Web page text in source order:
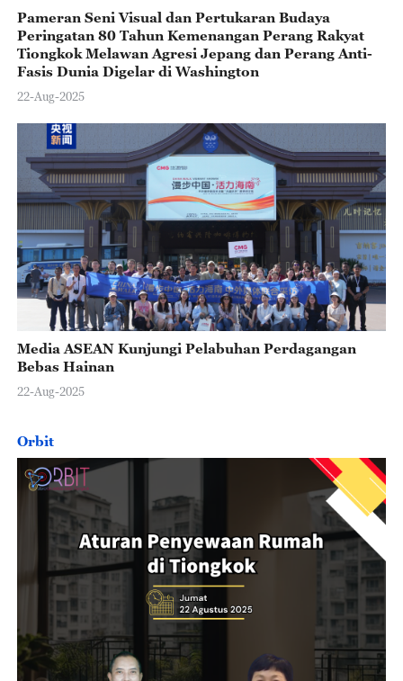
Pameran Seni Visual dan Pertukaran Budaya
Peringatan 80 Tahun Kemenangan Perang Rakyat
Tiongkok Melawan Agresi Jepang dan Perang Anti-
Fasis Dunia Digelar di Washington
22-Aug-2025
Media ASEAN Kunjungi Pelabuhan Perdagangan
Bebas Hainan
22-Aug-2025
Orbit